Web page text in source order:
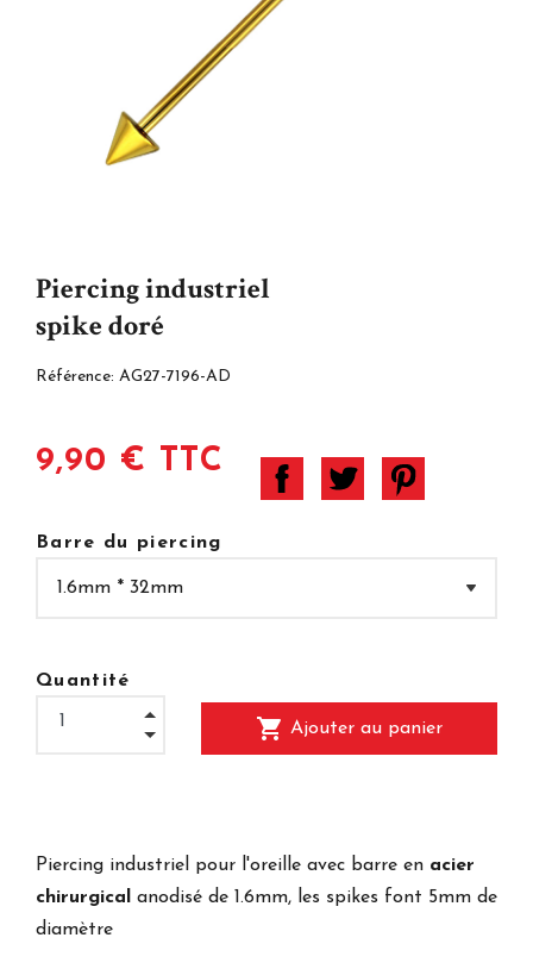
Piercing industriel
spike doré
Référence: AG27-7196-AD
9,90 € TTC
Barre du piercing
Quantité
shopping_cart Ajouter au panier
Piercing industriel pour l'oreille avec barre en acier
chirurgical
anodisé de 1.6mm, les spikes font 5mm de
diamètre